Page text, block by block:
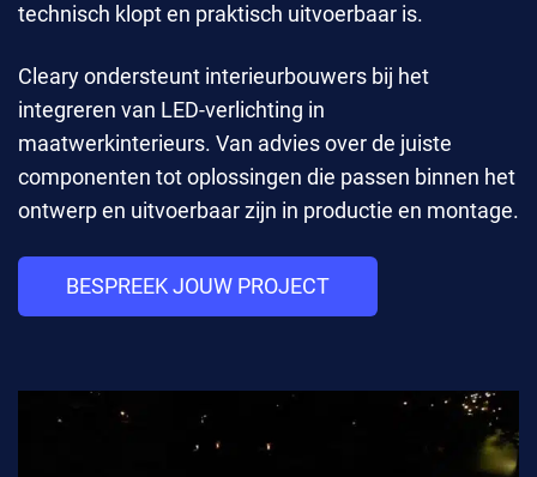
technisch klopt en praktisch uitvoerbaar is.
Cleary ondersteunt interieurbouwers bij het
integreren van LED-verlichting in
maatwerkinterieurs. Van advies over de juiste
componenten tot oplossingen die passen binnen het
ontwerp en uitvoerbaar zijn in productie en montage.
BESPREEK JOUW PROJECT